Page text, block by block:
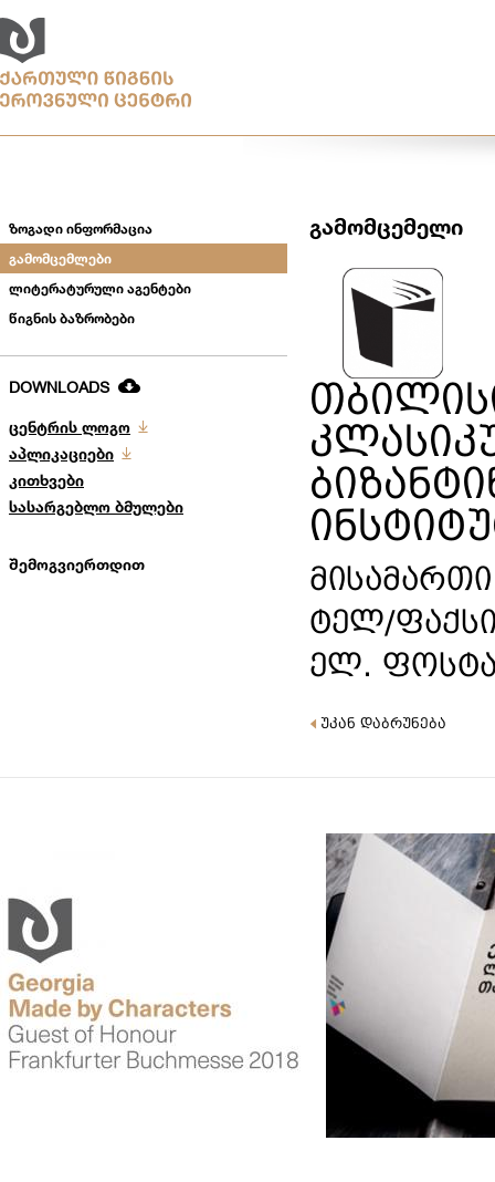
ზოგადი ინფორმაცია
გამომცემლები
ლიტერატურული აგენტები
წიგნის ბაზრობები
DOWNLOADS
ცენტრის ლოგო
აპლიკაციები
კითხვები
სასარგებლო ბმულები
ᲨᲔᲛᲝᲒᲕᲘᲔᲠᲗᲓᲘᲗ
გამომცემელი
ტელ/
ელ.
უკან დაბრუნება